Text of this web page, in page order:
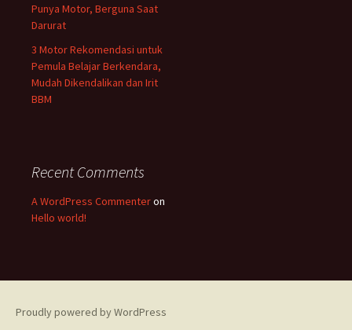
Punya Motor, Berguna Saat
Darurat
3 Motor Rekomendasi untuk
Pemula Belajar Berkendara,
Mudah Dikendalikan dan Irit
BBM
Recent Comments
A WordPress Commenteron
Hello world!
Proudly powered by WordPress